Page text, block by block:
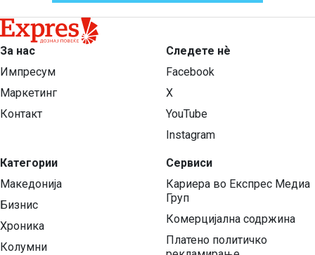
За нас
Импресум
Маркетинг
Контакт
Категории
Македонија
Бизнис
Хроника
Колумни
Следете нѐ
Facebook
X
YouTube
Instagram
Сервиси
Кариера во Експрес Медиа
Груп
Комерцијална содржина
Платено политичко